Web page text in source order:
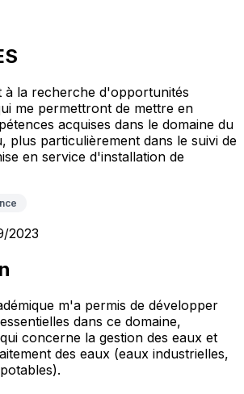
à la recherche d'opportunités
me permettront de mettre en
acquises dans le domaine du
plus particulièrement dans le suivi de
en service d'installation de
2023
m'a permis de développer
dans ce domaine,
concerne la gestion des eaux et
des eaux (eaux industrielles,